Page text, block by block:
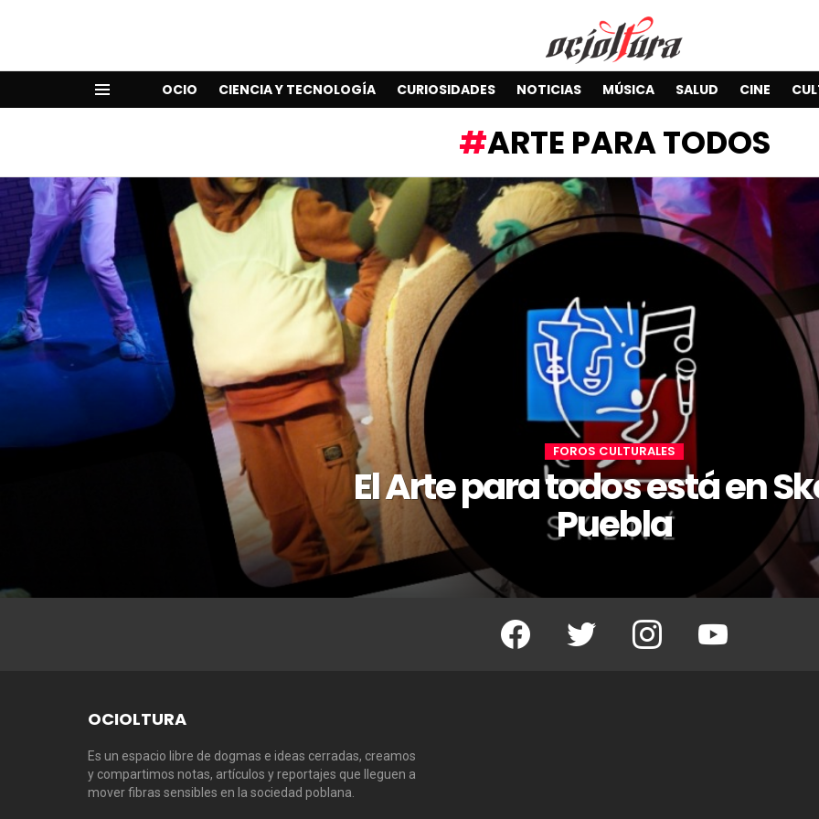
OCIO CIENCIA Y TECNOLOGÍA CURIOSIDADES NOTICIAS MÚSICA SALUD CINE
ARTE PARA TODOS
FOROS CULTURALES
El Arte para todos está en
Puebla
Facebook Twitter Instagram Youtube
OCIOLTURA
Es un espacio libre de dogmas e ideas cerradas, creamos
y compartimos notas, artículos y reportajes que lleguen a
mover fibras sensibles en la sociedad poblana.